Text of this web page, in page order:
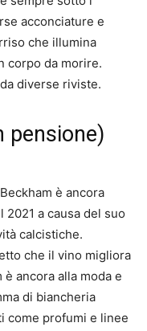
acconciature e
che illumina
corpo da morire.
diverse riviste.
pensione)
è ancora
a causa del suo
calcistiche.
che il vino migliora
è ancora alla moda e
di biancheria
come profumi e linee